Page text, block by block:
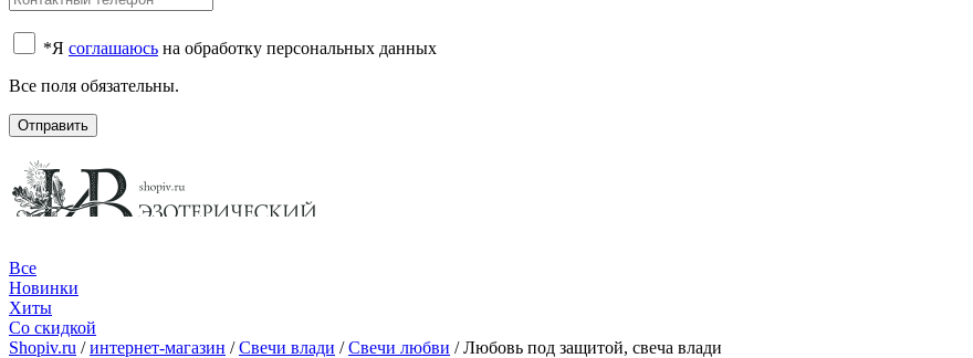
*Я соглашаюсь на обработку персональных данных
Все поля обязательны.
Отправить
Все
Новинки
Хиты
Со скидкой
Shopiv.ru /интернет-магазин /Свечи влади /Свечи любви /Любовь под защитой, свеча влади